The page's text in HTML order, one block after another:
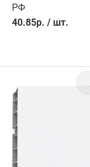
РФ
40.85р. / шт.